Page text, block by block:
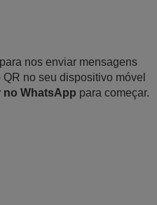
nos enviar mensagens
no seu dispositivo móvel
no WhatsApp para começar.